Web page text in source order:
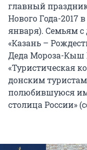
главный
Нового Года-2017
января). Семьям с
«Казань –
Деда Мороза-Кыш
«Туристическая
донским
полюбившуюся им
столица России»